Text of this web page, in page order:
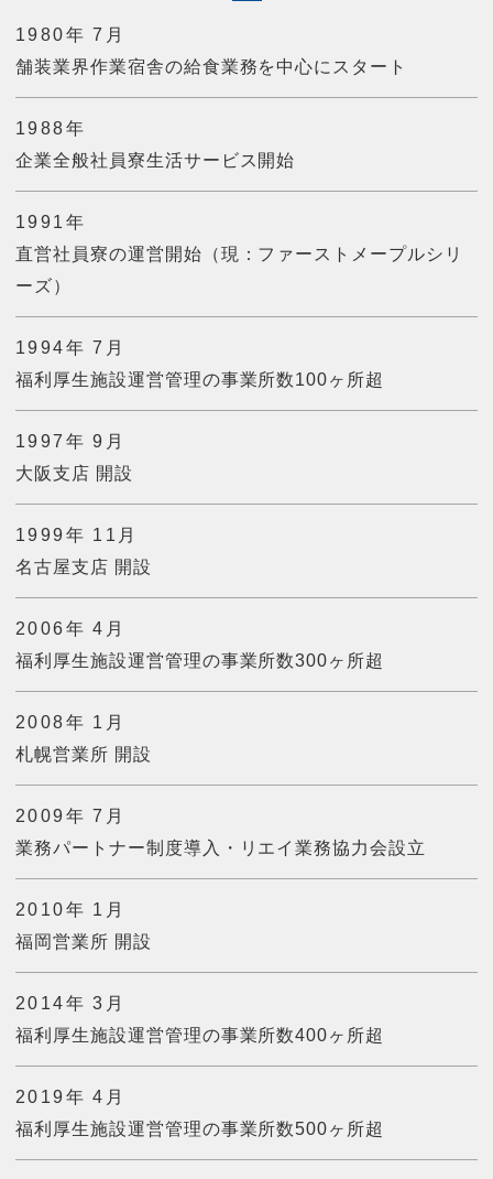
1980年 7月
舗装業界作業宿舎の給食業務を中心にスタート
1988年
企業全般社員寮生活サービス開始
1991年
直営社員寮の運営開始（現：ファーストメープルシリ
ーズ）
1994年 7月
福利厚生施設運営管理の事業所数100ヶ所超
1997年 9月
大阪支店 開設
1999年 11月
名古屋支店 開設
2006年 4月
福利厚生施設運営管理の事業所数300ヶ所超
2008年 1月
札幌営業所 開設
2009年 7月
業務パートナー制度導入・リエイ業務協力会設立
2010年 1月
福岡営業所 開設
2014年 3月
福利厚生施設運営管理の事業所数400ヶ所超
2019年 4月
福利厚生施設運営管理の事業所数500ヶ所超